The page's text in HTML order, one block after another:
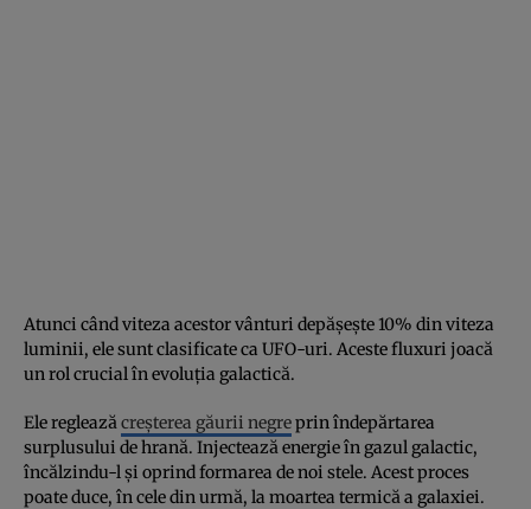
Atunci când viteza acestor vânturi depășește 10% din viteza
luminii, ele sunt clasificate ca UFO-uri. Aceste fluxuri joacă
un rol crucial în evoluția galactică.
Ele regleazăcreșterea găurii negreprin îndepărtarea
surplusului de hrană. Injectează energie în gazul galactic,
încălzindu-l și oprind formarea de noi stele. Acest proces
poate duce, în cele din urmă, la moartea termică a galaxiei.